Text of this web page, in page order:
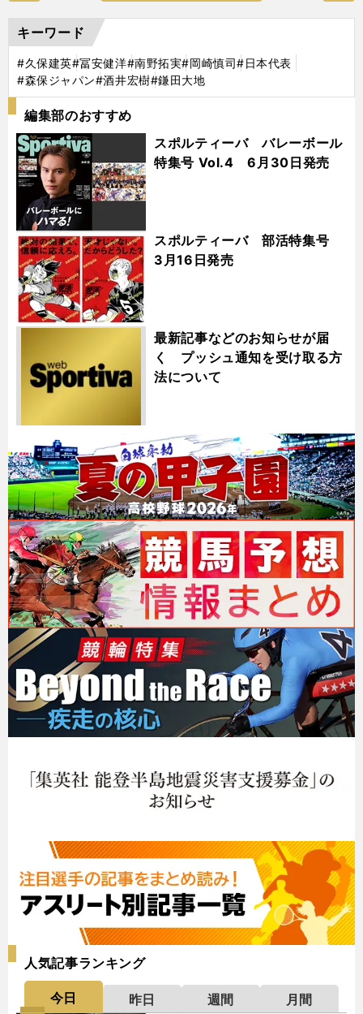
キーワード
#久保建英#冨安健洋#南野拓実#岡崎慎司#日本代表
#森保ジャパン#酒井宏樹#鎌田大地
編集部のおすすめ
スポルティーバ バレーボール
特集号 Vol.4 6月30日発売
スポルティーバ 部活特集号
3月16日発売
最新記事などのお知らせが届
く プッシュ通知を受け取る方
法について
人気記事ランキング
今日 昨日 週間
月間